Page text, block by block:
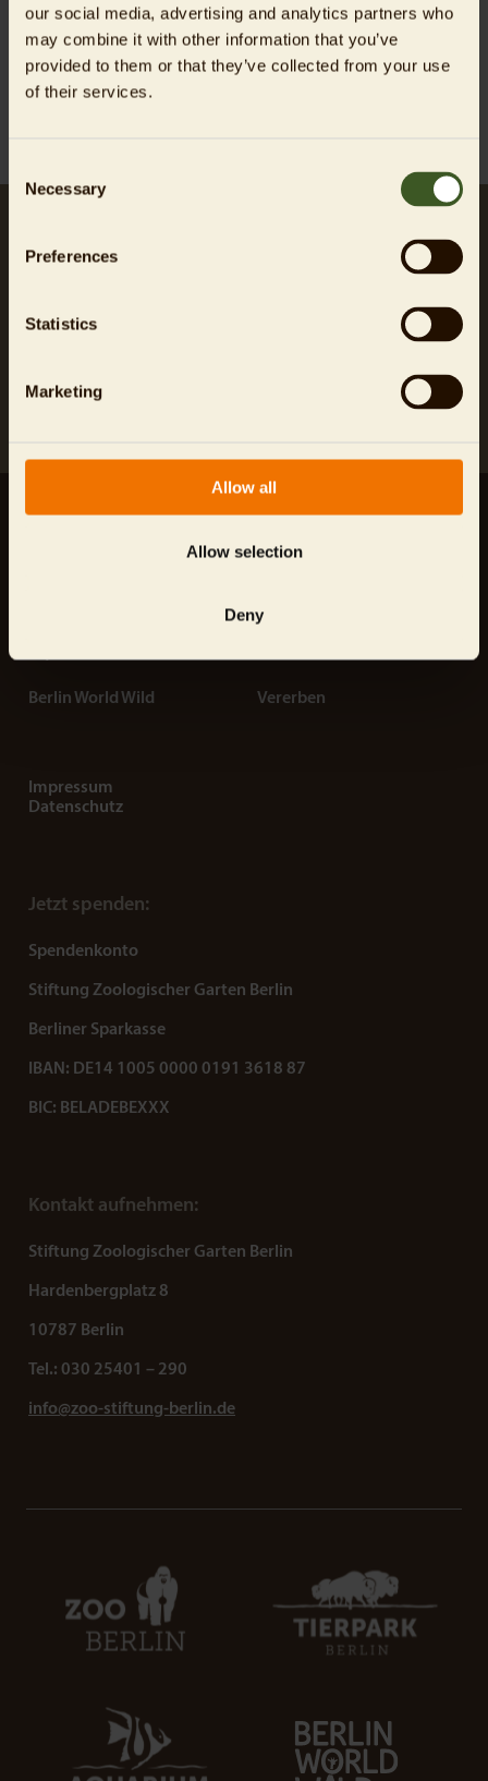
our social media, advertising and analytics partners who
may combine it with other information that you’ve
provided to them or that they’ve collected from your use
of their services.
Selection
Necessary
Preferences
Statistics
Marketing
Allow all
Allow selection
Deny
Polarbearsinternational.org
Fotonachweis, soweit nicht anders angegeben:
Ihre Unterstützung ist wichtig.
Berlin World Wild
Aktuelles
Vererben
Impressum
Datenschutz
Jetzt spenden:
Spendenkonto
Stiftung Zoologischer Garten Berlin
Berliner Sparkasse
IBAN: DE14 1005 0000 0191 3618 87
BIC: BELADEBEXXX
Kontakt aufnehmen:
Stiftung Zoologischer Garten Berlin
Hardenbergplatz 8
10787 Berlin
Tel.: 030 25401 – 290
info@zoo-stiftung-berlin.de